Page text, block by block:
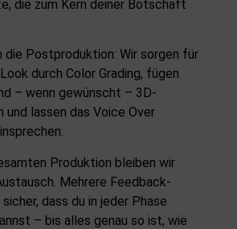
die zum Kern deiner Botschaft
die Postproduktion: Wir sorgen für
durch Color Grading, fügen
– wenn gewünscht – 3D-
und lassen das Voice Over
Produktion bleiben wir
Mehrere Feedback-
dass du in jeder Phase
– bis alles genau so ist, wie